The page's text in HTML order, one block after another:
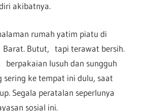
akibatnya.
rumah yatim piatu di
Butut, tapi terawat bersih.
berpakaian lusuh dan sungguh
sering ke tempat ini dulu, saat
Segala peratalan seperlunya
sosial ini.